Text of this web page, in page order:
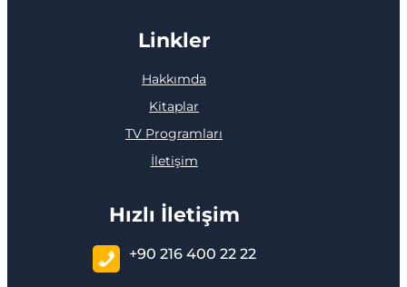
Linkler
Hakkımda
Kitaplar
TV Programları
İletişim
Hızlı İletişim
+90 216 400 22 22